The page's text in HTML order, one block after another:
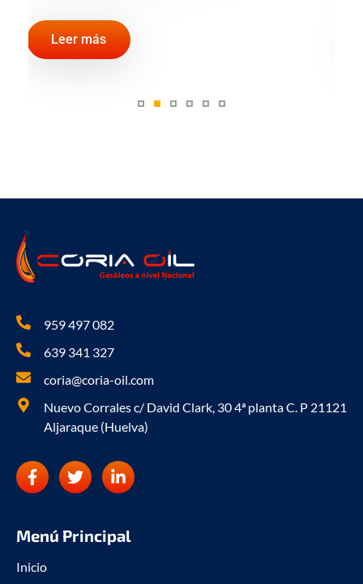
Leer más
959 497 082
639 341 327
coria@coria-oil.com
Nuevo Corrales c/ David Clark, 30 4ª planta C. P 21121
Aljaraque (Huelva)
F
a
b
o
o
T
w
t
L
i
e
d
Menú Principal
Inicio